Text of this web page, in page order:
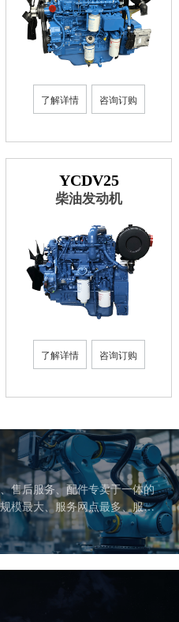
了解详情 咨询订购
YCDV25
柴油发动机
了解详情 咨询订购
售后服务、配件专卖于一体的
模最大、服务网点最多、服务
间最短的服务网络。